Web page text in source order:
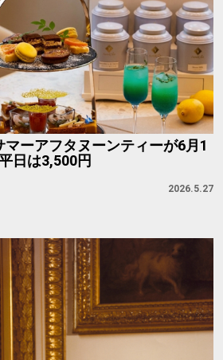
ーアフタヌーンティーが6月1
日は3,500円
2026.5.27